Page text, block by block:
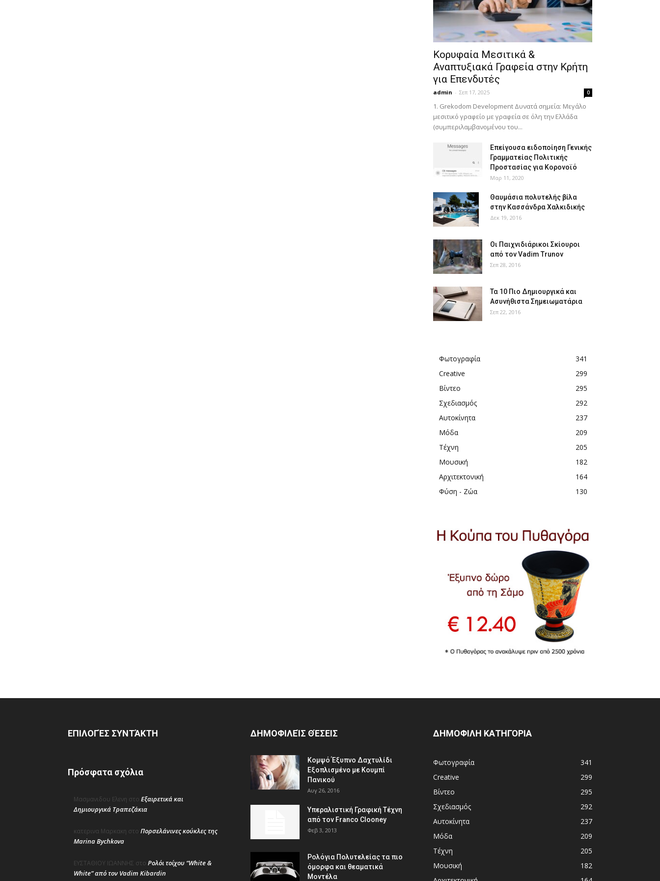
Κορυφαία Μεσιτικά &
Αναπτυξιακά Γραφεία στην Κρήτη
για Επενδυτές
admin - Σεπ 17, 2025 0
1. Grekodom Development Δυνατά σημεία: Μεγάλο
μεσιτικό γραφείο με γραφεία σε όλη την Ελλάδα
(συμπεριλαμβανομένου του...
Επείγουσα ειδοποίηση Γενικής
Γραμματείας Πολιτικής
Προστασίας για Κορονοϊό
Μαρ 11, 2020
Θαυμάσια πολυτελής βίλα
στην Κασσάνδρα Χαλκιδικής
Δεκ 19, 2016
Οι Παιχνιδιάρικοι Σκίουροι
από τον Vadim Trunov
Σεπ 28, 2016
Τα 10 Πιο Δημιουργικά και
Ασυνήθιστα Σημειωματάρια
Σεπ 22, 2016
Φωτογραφία
341
Creative
299
Βίντεο
295
Σχεδιασμός
292
Αυτοκίνητα
237
Μόδα
209
Τέχνη
205
Μουσική
182
Αρχιτεκτονική
164
Φύση - Ζώα
130
ΕΠΙΛΟΓΈΣ ΣΥΝΤΆΚΤΗ
Πρόσφατα σχόλια
Μασμανιδου Ελενη στο Εξαιρετικά και
Δημιουργικά Τραπεζάκια
κατερινα Μαρκακη στο Πορσελάνινες κούκλες της
Marina Bychkova
ΕΥΣΤΑΘΙΟΥ ΙΩΑΝΝΗΣ στο Ρολόι τοίχου “White &
White” από τον Vadim Kibardin
ΔΗΜΟΦΙΛΕΊΣ ΘΈΣΕΙΣ
Κομψό Έξυπνο Δαχτυλίδι
Εξοπλισμένο με Κουμπί
Πανικού
Αυγ 26, 2016
Υπεραλιστική Γραφική Τέχνη
από τον Franco Clooney
Φεβ 3, 2013
Ρολόγια Πολυτελείας τα πιο
όμορφα και θεαματικά
Μοντέλα
ΔΗΜΟΦΙΛΗ ΚΑΤΗΓΟΡΙΑ
Φωτογραφία
341
Creative
299
Βίντεο
295
Σχεδιασμός
292
Αυτοκίνητα
237
Μόδα
209
Τέχνη
205
Μουσική
182